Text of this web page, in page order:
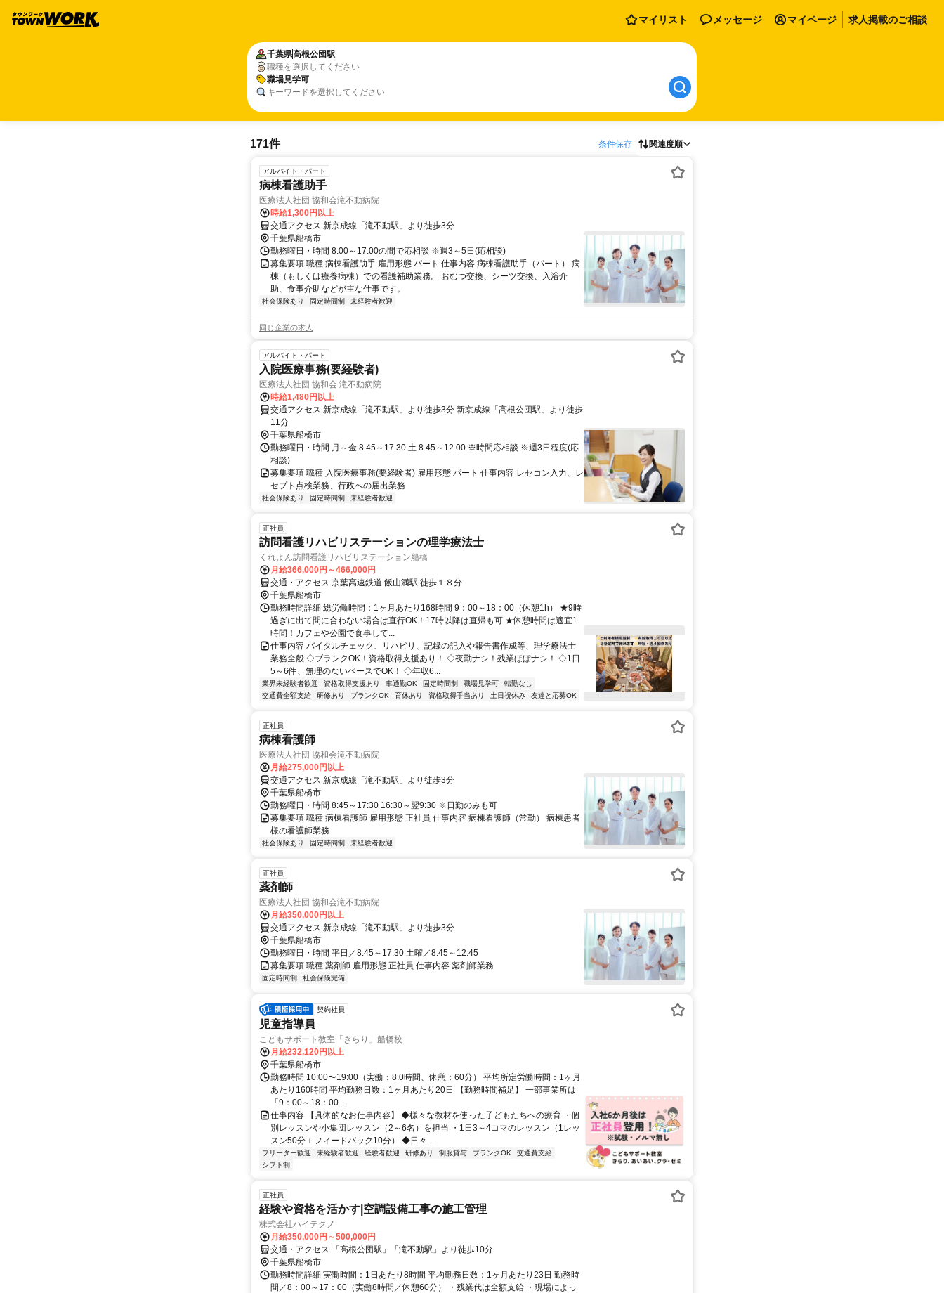
マイリスト メッセージ マイページ 求人掲載のご相談
千葉県高根公団駅
職種を選択してください
職場見学可
キーワードを選択してください
171件 条件保存 関連度順
アルバイト・パート
病棟看護助手
医療法人社団 協和会滝不動病院
時給1,300円以上
交通アクセス 新京成線「滝不動駅」より徒歩3分
千葉県船橋市
勤務曜日・時間 8:00～17:00の間で応相談 ※週3～5日(応相談)
募集要項 職種 病棟看護助手 雇用形態 パート 仕事内容 病棟看護助手（パート） 病
棟（もしくは療養病棟）での看護補助業務。 おむつ交換、シーツ交換、入浴介
助、食事介助などが主な仕事です。
社会保険あり 固定時間制 未経験者歓迎
同じ企業の求人
アルバイト・パート
入院医療事務(要経験者)
医療法人社団 協和会 滝不動病院
時給1,480円以上
交通アクセス 新京成線「滝不動駅」より徒歩3分 新京成線「高根公団駅」より徒歩
11分
千葉県船橋市
勤務曜日・時間 月～金 8:45～17:30 土 8:45～12:00 ※時間応相談 ※週3日程度(応
相談)
募集要項 職種 入院医療事務(要経験者) 雇用形態 パート 仕事内容 レセコン入力、レ
セプト点検業務、行政への届出業務
社会保険あり 固定時間制 未経験者歓迎
正社員
訪問看護リハビリステーションの理学療法士
くれよん訪問看護リハビリステーション船橋
月給366,000円～466,000円
交通・アクセス 京葉高速鉄道 飯山満駅 徒歩１８分
千葉県船橋市
勤務時間詳細 総労働時間：1ヶ月あたり168時間 9：00～18：00（休憩1h） ★9時
過ぎに出て間に合わない場合は直行OK！17時以降は直帰も可 ★休憩時間は適宜1
時間！カフェや公園で食事して...
仕事内容 バイタルチェック、リハビリ、記録の記入や報告書作成等、理学療法士
業務全般 ◇ブランクOK！資格取得支援あり！ ◇夜勤ナシ！残業ほぼナシ！ ◇1日
5～6件、無理のないペースでOK！ ◇年収6...
業界未経験者歓迎 資格取得支援あり 車通勤OK 固定時間制 職場見学可
転勤なし
交通費全額支給
研修あり ブランクOK 育休あり 資格取得手当あり 土日祝休み 友達と応募OK
正社員
病棟看護師
医療法人社団 協和会滝不動病院
月給275,000円以上
交通アクセス 新京成線「滝不動駅」より徒歩3分
千葉県船橋市
勤務曜日・時間 8:45～17:30 16:30～翌9:30 ※日勤のみも可
募集要項 職種 病棟看護師 雇用形態 正社員 仕事内容 病棟看護師（常勤） 病棟患者
様の看護師業務
社会保険あり 固定時間制 未経験者歓迎
正社員
薬剤師
医療法人社団 協和会滝不動病院
月給350,000円以上
交通アクセス 新京成線「滝不動駅」より徒歩3分
千葉県船橋市
勤務曜日・時間 平日／8:45～17:30 土曜／8:45～12:45
募集要項 職種 薬剤師 雇用形態 正社員 仕事内容 薬剤師業務
固定時間制 社会保険完備
契約社員
児童指導員
こどもサポート教室「きらり」船橋校
月給232,120円以上
千葉県船橋市
勤務時間 10:00〜19:00（実働：8.0時間、休憩：60分） 平均所定労働時間：1ヶ月
あたり160時間 平均勤務日数：1ヶ月あたり20日 【勤務時間補足】 一部事業所は
「9：00～18：00...
仕事内容 【具体的なお仕事内容】 ◆様々な教材を使った子どもたちへの療育 ・個
別レッスンや小集団レッスン（2～6名）を担当 ・1日3～4コマのレッスン（1レッ
スン50分＋フィードバック10分） ◆日々...
フリーター歓迎 未経験者歓迎 経験者歓迎 研修あり 制服貸与 ブランクOK
交通費支給
シフト制
正社員
経験や資格を活かす|空調設備工事の施工管理
株式会社ハイテクノ
月給350,000円～500,000円
交通・アクセス 「高根公団駅」「滝不動駅」より徒歩10分
千葉県船橋市
勤務時間詳細 実働時間：1日あたり8時間 平均勤務日数：1ヶ月あたり23日 勤務時
間／8：00～17：00（実働8時間／休憩60分） ・残業代は全額支給 ・現場によっ